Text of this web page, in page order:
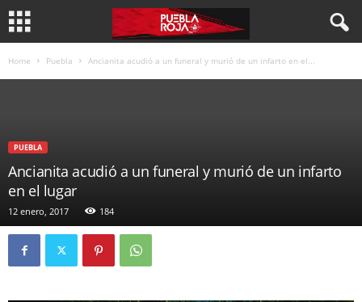
Home Puebla Ancianita acudió a un funeral y murió de un infarto en el...
PUEBLA
Ancianita acudió a un funeral y murió de un infarto
en el lugar
12 enero, 2017 184